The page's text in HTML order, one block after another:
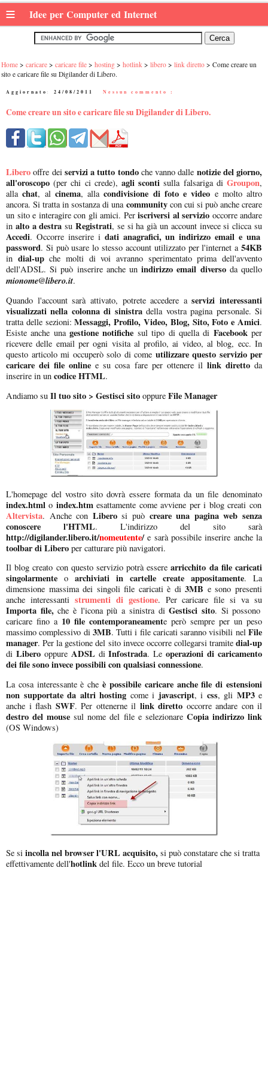
≡ Idee per Computer ed Internet
Home caricare caricare file hosting hotlink libero link diretto
Come creare un
sito e caricare file su Digilander di Libero.
Aggiornato: 24/08/2011 Nessun commento :
Come creare un sito e caricare file su Digilander di Libero.
Libero offre dei servizi a tutto tondoche vanno dalle notizie del giorno,
all'oroscopo (per chi ci crede), agli sconti sulla falsariga di Groupon,
allachat, alcinema, allacondivisione di foto e video e molto altro
ancora. Si tratta in sostanza di una community con cui si può anche creare
un sito e interagire con gli amici. Per iscriversi al servizio occorre andare
in alto a destra su Registrati, se si ha già un account invece si clicca su
Accedi. Occorre inserire i dati anagrafici, un indirizzo email e una
password. Si può usare lo stesso account utilizzato per l'internet a 54KB
in dial-upche molti di voi avranno sperimentato prima dell'avvento
dell'ADSL. Si può inserire anche unindirizzo email diversoda quello
mionome@libero.it.
Quando l'account sarà attivato, potrete accedere aservizi interessanti
visualizzati nella colonna di sinistradella vostra pagina personale. Si
tratta delle sezioni:Messaggi, Profilo, Video, Blog, Sito, Foto e Amici.
Esiste anche unagestione notifiche sul tipo di quella di Facebookper
ricevere delle email per ogni visita al profilo, ai video, al blog, ecc. In
questo articolo mi occuperò solo di come utilizzare questo servizio per
caricare dei file online e su cosa fare per ottenere il link direttoda
inserire in un codice HTML.
Andiamo su Il tuo sito > Gestisci sito oppure File Manager
L'homepage del vostro sito dovrà essere formata da un file denominato
index.html o index.htmesattamente come avviene per i blog creati con
Altervista. Anche con Liberosi può creare una pagina web senza
conoscere l'HTML. L'indirizzo del sito sarà
http://digilander.libero.it/nomeutente/e sarà possibile inserire anche la
toolbar di Libero per catturare più navigatori.
Il blog creato con questo servizio potrà esserearricchito da file caricati
singolarmente o archiviati in cartelle create appositamente. La
dimensione massima dei singoli file caricati è di3MB e sono presenti
anche interessanti strumenti di gestione. Per caricare file si va su
Importa file,che è l'icona più a sinistra diGestisci sito. Si possono
caricare fino a 10 file contemporaneamente però sempre per un peso
massimo complessivo di 3MB. Tutti i file caricati saranno visibili nelFile
manager. Per la gestione del sito invece occorre collegarsi tramite dial-up
di Liberooppure ADSL diInfostrada. Leoperazioni di caricamento
dei file sono invece possibili con qualsiasi connessione.
La cosa interessante è cheè possibile caricare anche file di estensioni
non supportate da altri hosting come i javascript, i css, gli MP3 e
anche i flash SWF. Per ottenerne il link diretto occorre andare con il
destro del mouse sul nome del file e selezionare Copia indirizzo link
(OS Windows)
Se si incolla nel browser l'URL acquisito, si può constatare che si tratta
effettivamente dell'hotlink del file. Ecco un breve tutorial